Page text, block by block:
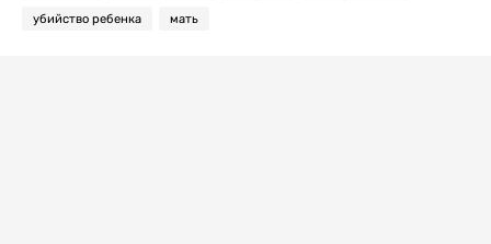
убийство ребенка мать